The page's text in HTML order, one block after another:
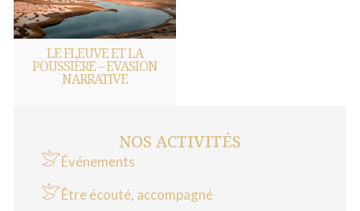
LE FLEUVE ET LA
POUSSIÈRE – EVASION
NARRATIVE
NOS ACTIVITÉS
Événements
Être écouté, accompagné